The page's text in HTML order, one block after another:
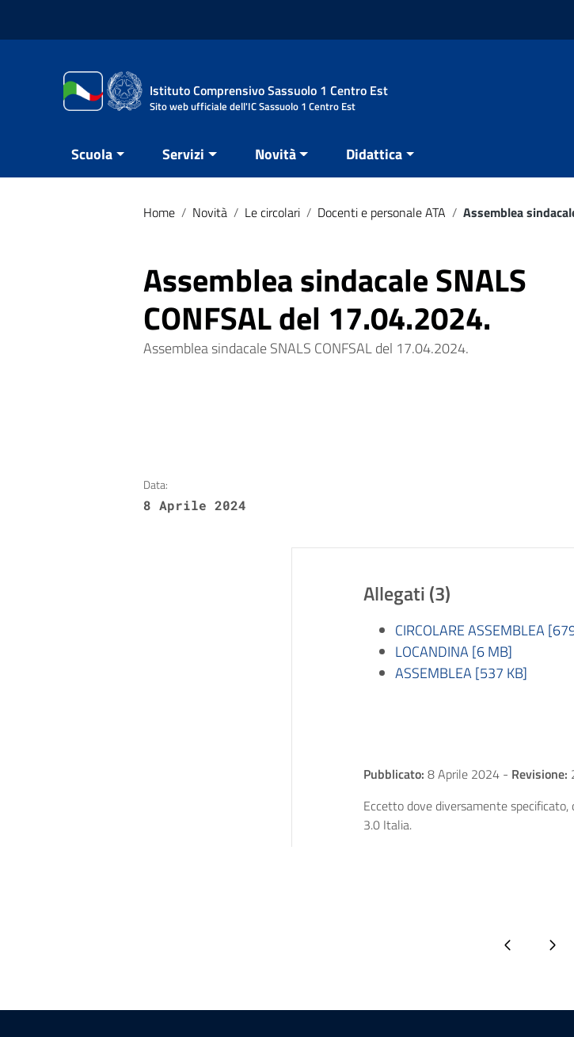
Istituto Comprensivo Sassuolo 1 Centro Est
Sito web ufficiale dell'IC Sassuolo 1 Centro Est
Scuola Servizi Novità Didattica
Home / Novità / Le circolari / Docenti e personale ATA / Assemblea
Assemblea sindacale SNALS
CONFSAL del 17.04.2024.
Assemblea sindacale SNALS CONFSAL del 17.04.2024.
Data:
8 Aprile 2024
Allegati (3)
CIRCOLARE ASSEMBLEA
LOCANDINA [6 MB]
ASSEMBLEA [537 KB]
Pubblicato: 8 Aprile 2024 - Revisione:
Eccetto dove diversamente
3.0 Italia.
Pagina precedente
Pagina